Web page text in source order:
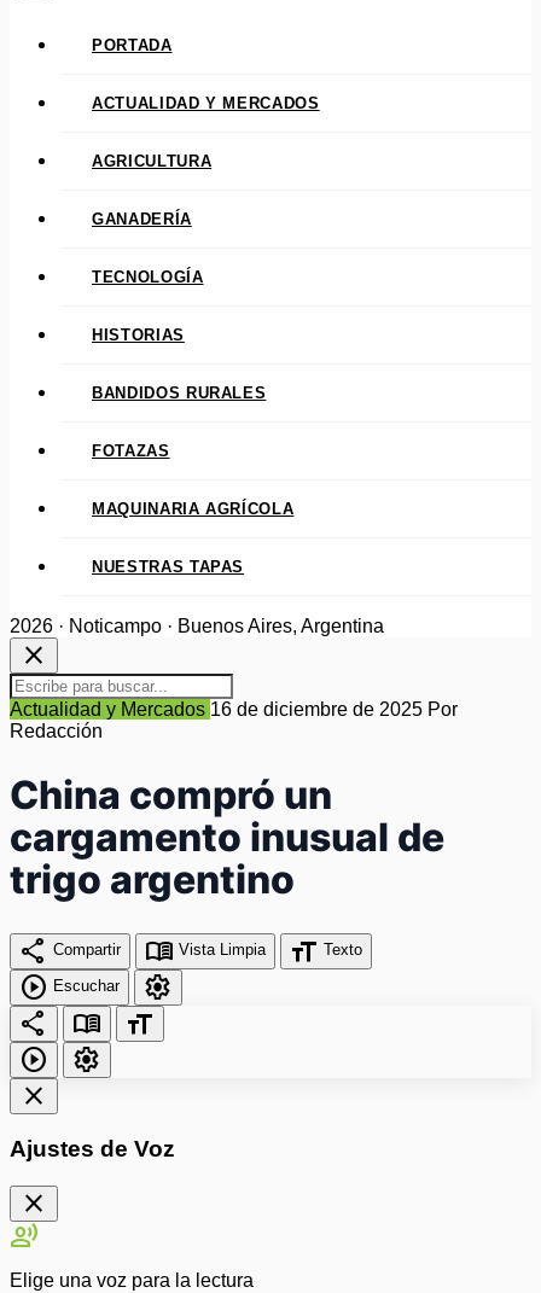
PORTADA
ACTUALIDAD Y MERCADOS
AGRICULTURA
GANADERÍA
TECNOLOGÍA
HISTORIAS
BANDIDOS RURALES
FOTAZAS
MAQUINARIA AGRÍCOLA
NUESTRAS TAPAS
2026 · Noticampo · Buenos Aires, Argentina
close
Actualidad y Mercados 16 de diciembre de 2025 Por
Redacción
China compró un
cargamento inusual de
trigo argentino
share Compartir menu_book Vista Limpia format_size Texto
play_circle Escuchar
settings
share
menu_book
format_size
play_circle
settings
close
Ajustes de Voz
close
record_voice_over
Elige una voz para la lectura